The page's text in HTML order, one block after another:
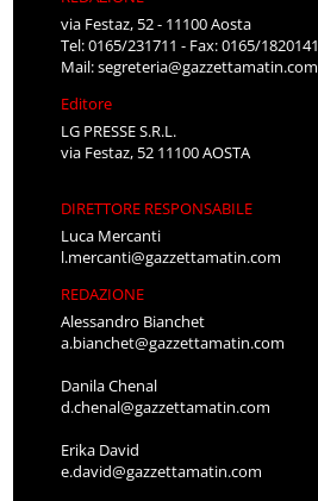
via Festaz, 52 - 11100 Aosta
Tel: 0165/231711 - Fax: 0165/1820141
Mail:segreteria@gazzettamatin.com
Editore
LG PRESSE S.R.L.
via Festaz, 52 11100 AOSTA
DIRETTORE RESPONSABILE
Luca Mercanti
l.mercanti@gazzettamatin.com
REDAZIONE
Alessandro Bianchet
a.bianchet@gazzettamatin.com
Danila Chenal
d.chenal@gazzettamatin.com
Erika David
e.david@gazzettamatin.com